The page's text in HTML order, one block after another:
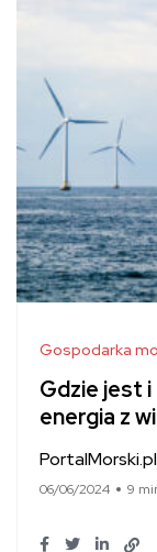
Gospodarka
Gdzie jest
energia z
PortalMorski.pl
06/06/2024 9